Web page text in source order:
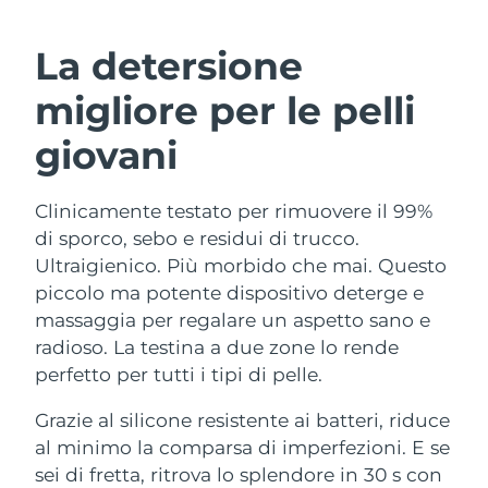
La detersione
migliore per le pelli
giovani
Clinicamente testato per rimuovere il 99%
di sporco, sebo e residui di trucco.
Ultraigienico. Più morbido che mai. Questo
piccolo ma potente dispositivo deterge e
massaggia per regalare un aspetto sano e
radioso. La testina a due zone lo rende
perfetto per tutti i tipi di pelle.
Grazie al silicone resistente ai batteri, riduce
al minimo la comparsa di imperfezioni. E se
sei di fretta, ritrova lo splendore in 30 s con
Detersione viso
LUNA™ 4 pacchetto
LUNA™ 4 Plus
Massage, LED heating
LUNA™ 4 Men
For men, anti-aging massage
Lifting viso
BEAR™ 2 pacchetto
BEAR™ 2 go
Microcurrent toning on-the-go
BEAR™ 2 eyes & lips
Microcurrent line smoothing device
Idratazione
UFO™ 3 pacchetto
Deep facial hydration
Near-infrared and red light therapy
device
Igiene orale
issa™ 4
Hybrid silicone sonic toothbrush
issa™ 4 plus
Smart hybrid silicone sonic toothbrush
TRATTAMENTI ANTI-AGE FAQ™
Anti-age Trattamenti LED
NEW
Bahrein Consegna stimata
Belgio Consegna stimata
Bosnia ed
Erzegovina
Consegna stimata
Brunei Consegna stimata 8/13/26
Bulgaria Consegna stimata
Canada Consegna stimata8/12/26
Cile Consegna stimata 8/12/26